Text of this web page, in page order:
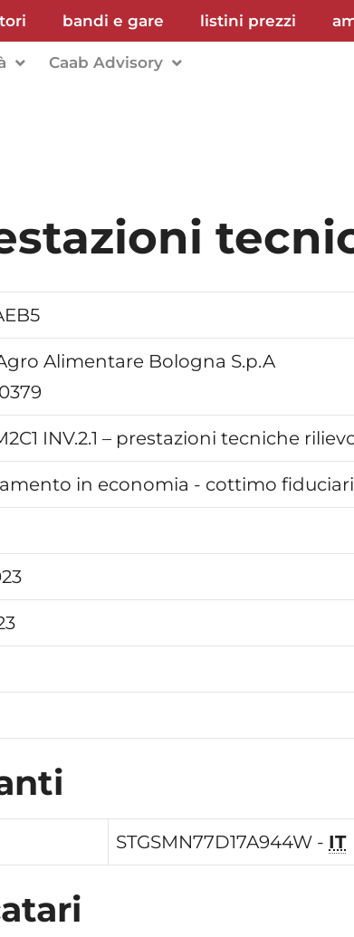
bandi e gare listini prezzi
Caab Advisory
Alimentare Bologna S.p.A
INV.2.1 – prestazioni tecniche
in economia - cottimo
STGSMN77D17A944W - IT